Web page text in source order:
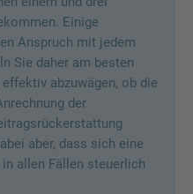
Einige
Anspruch mit jedem
Sie daher am besten
abzuwägen, ob die
der
aber, dass sich eine
allen Fällen steuerlich